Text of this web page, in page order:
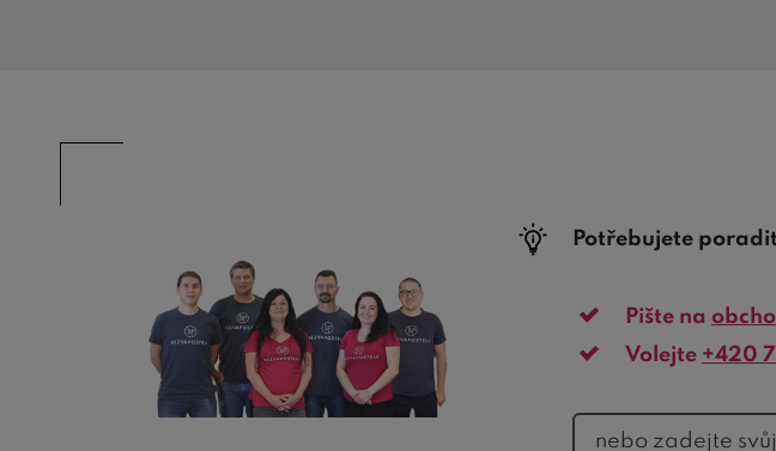
Potřebujete
Pište na
Volejte +420
telefon